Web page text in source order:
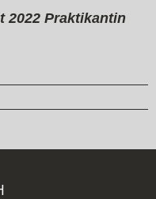
2022 Praktikantin